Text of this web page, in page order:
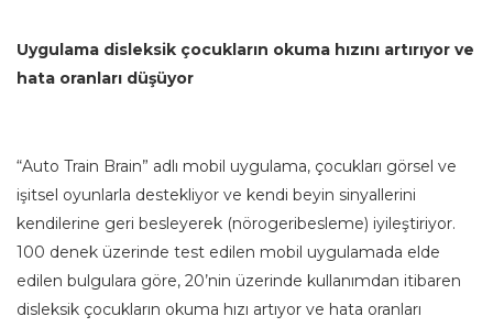
Uygulama disleksik çocukların okuma hızını artırıyor ve
hata oranları düşüyor
“Auto Train Brain” adlı mobil uygulama, çocukları görsel ve
işitsel oyunlarla destekliyor ve kendi beyin sinyallerini
kendilerine geri besleyerek (nörogeribesleme) iyileştiriyor.
100 denek üzerinde test edilen mobil uygulamada elde
edilen bulgulara göre, 20’nin üzerinde kullanımdan itibaren
disleksik çocukların okuma hızı artıyor ve hata oranları